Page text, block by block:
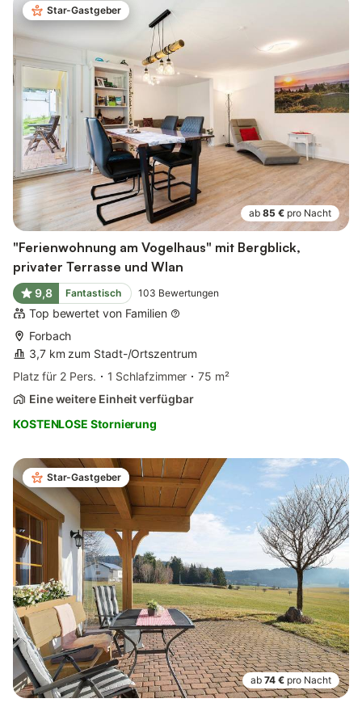
Star-Gastgeber
ab 85 € pro Nacht
"Ferienwohnung am Vogelhaus" mit Bergblick,
privater Terrasse und Wlan
9,8 Fantastisch 103 Bewertungen
Top bewertet von Familien
Forbach
3,7 km zum Stadt-/Ortszentrum
Platz für 2 Pers.
1 Schlafzimmer
75 m²
Eine weitere Einheit verfügbar
KOSTENLOSE Stornierung
Star-Gastgeber
ab 74 € pro Nacht